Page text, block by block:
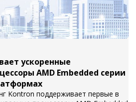
ускоренные
AMD Embedded серии
Kontron поддерживает первые в